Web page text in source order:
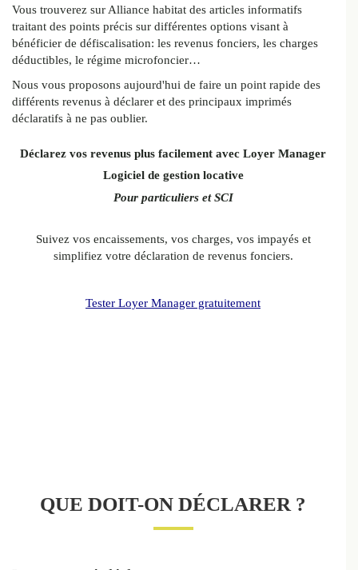
Vous trouverez sur Alliance habitat des articles informatifs
traitant des points précis sur différentes options visant à
bénéficier de défiscalisation: les revenus fonciers, les charges
déductibles, le régime microfoncier…
Nous vous proposons aujourd'hui de faire un point rapide des
différents revenus à déclarer et des principaux imprimés
déclaratifs à ne pas oublier.
Déclarez vos revenus plus facilement avec Loyer Manager
Logiciel de gestion locative
Pour particuliers et SCI
Suivez vos encaissements, vos charges, vos impayés et
simplifiez votre déclaration de revenus fonciers.
Tester Loyer Manager gratuitement
QUE DOIT-ON DÉCLARER ?